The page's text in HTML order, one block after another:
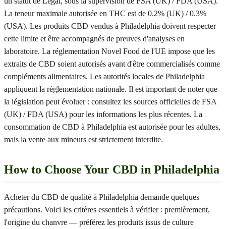
La teneur maximale autorisée en THC est de 0.2% (UK) / 0.3%
(USA). Les produits CBD vendus à Philadelphia doivent respecter
cette limite et être accompagnés de preuves d'analyses en
laboratoire. La réglementation Novel Food de l'UE impose que les
extraits de CBD soient autorisés avant d'être commercialisés comme
compléments alimentaires. Les autorités locales de Philadelphia
appliquent la réglementation nationale. Il est important de noter que
la législation peut évoluer : consultez les sources officielles de FSA
(UK) / FDA (USA) pour les informations les plus récentes. La
consommation de CBD à Philadelphia est autorisée pour les adultes,
mais la vente aux mineurs est strictement interdite.
How to Choose Your CBD in Philadelphia
Acheter du CBD de qualité à Philadelphia demande quelques
précautions. Voici les critères essentiels à vérifier : premièrement,
l'origine du chanvre — préférez les produits issus de culture